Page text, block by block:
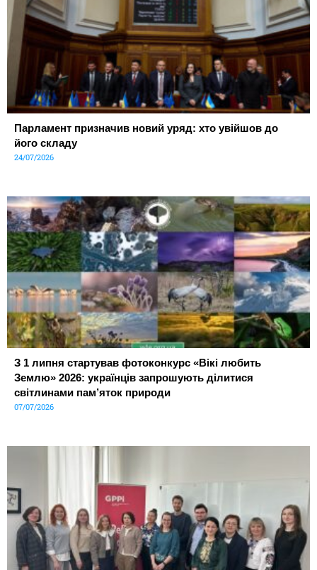
Парламент призначив новий уряд: хто увійшов до
його складу
24/07/2026
З 1 липня стартував фотоконкурс «Вікі любить
Землю» 2026: українців запрошують ділитися
світлинами пам’яток природи
07/07/2026